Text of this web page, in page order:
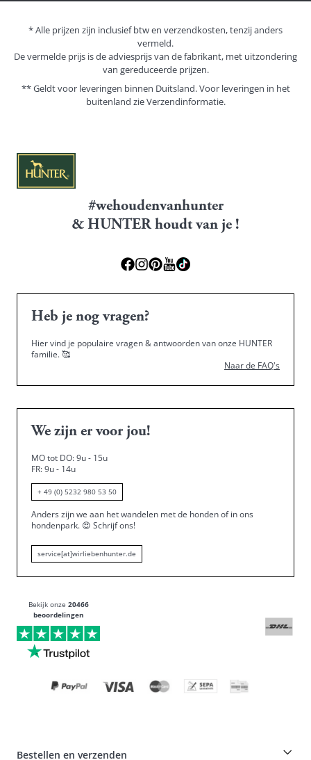
* Alle prijzen zijn inclusief btw en verzendkosten, tenzij anders
vermeld.
De vermelde prijs is de adviesprijs van de fabrikant, met uitzondering
van gereduceerde prijzen.
** Geldt voor leveringen binnen Duitsland. Voor leveringen in het
buitenland zieVerzendinformatie.
#wehoudenvanhunter
& HUNTER houdt van je !
Heb je nog vragen?
Hier vind je populaire vragen & antwoorden van onze HUNTER
familie.🥰
Naar de FAQ's
We zijn er voor jou!
MO tot DO: 9u - 15u
FR: 9u - 14u
+ 49 (0) 5232 980 53 50
Anders zijn we aan het wandelen met de honden of in ons
hondenpark. 😍 Schrijf ons!
service[at]wirliebenhunter.de
Bekijk onze 20466
beoordelingen
Bestellen en verzenden